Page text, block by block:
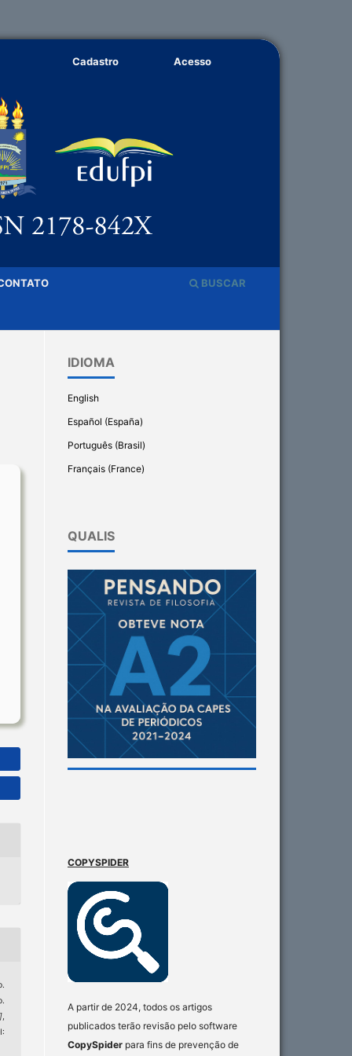
BUSCAR
Cadastro Acesso
,
IDIOMA
English
Español (España)
Português (Brasil)
Français (France)
QUALIS
COPYSPIDER
A partir de 2024, todos os artigos
publicados terão revisão pelo software
CopySpider para fins de prevenção de